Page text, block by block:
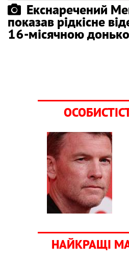
Екснаречений
показав рідкісне
16-місячною
НАЙКРАЩІ